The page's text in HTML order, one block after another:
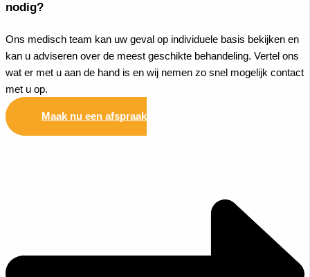
nodig?
Ons medisch team kan uw geval op individuele basis bekijken en
kan u adviseren over de meest geschikte behandeling. Vertel ons
wat er met u aan de hand is en wij nemen zo snel mogelijk contact
met u op.
Maak nu een afspraak